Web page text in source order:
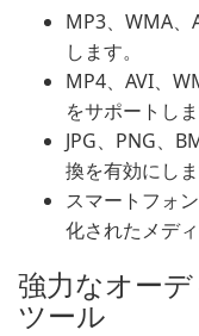
MP3、WMA、
します。
MP4、AVI、
をサポートしま
JPG、PNG、
換を有効にしま
スマートフォ
化されたメデ
強力なオー
ツール